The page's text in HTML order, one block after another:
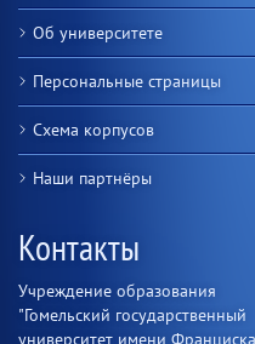
Об университете
Персональные страницы
Схема корпусов
Наши партнёры
Контакты
Учреждение образования
"Гомельский государственный
университет имени Франциска